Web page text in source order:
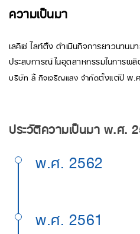
ความเป็นมา
เลคิเซ่ ไลท์ติ้ง ดำเนินกิจการยาวนาน
ประสบการณ์ในอุตสาหกรรมในการ
บริษัท ลี้ กิจเจริญแสง จำกัดตั้งแต่ปี พ.
ประวัติความเป็นมา พ.ศ.
พ.ศ. 2562
พ.ศ. 2561